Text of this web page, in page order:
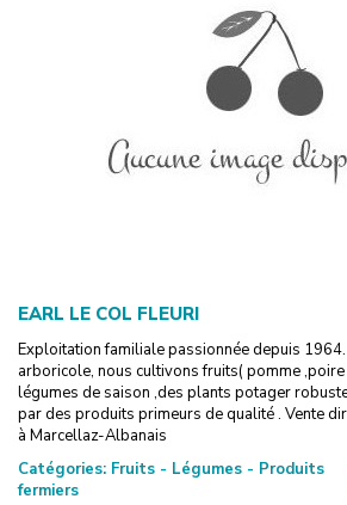
EARL LE COL FLEURI
Exploitation familiale passionnée depuis
arboricole, nous cultivons fruits( pomme ,poire
légumes de saison ,des plants potager
par des produits primeurs de qualité . Vente
à Marcellaz-Albanais
Catégories: Fruits - Légumes - Produits
fermiers